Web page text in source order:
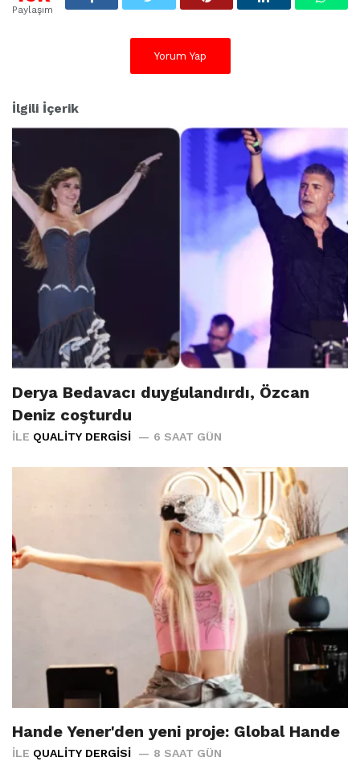
Paylaşım
Yorum Yap
İlgili İçerik
Derya Bedavacı duygulandırdı, Özcan
Deniz coşturdu
İLE QUALITY DERGISI 6 SAAT GÜN
Hande Yener'den yeni proje: Global Hande
İLE QUALITY DERGISI 8 SAAT GÜN